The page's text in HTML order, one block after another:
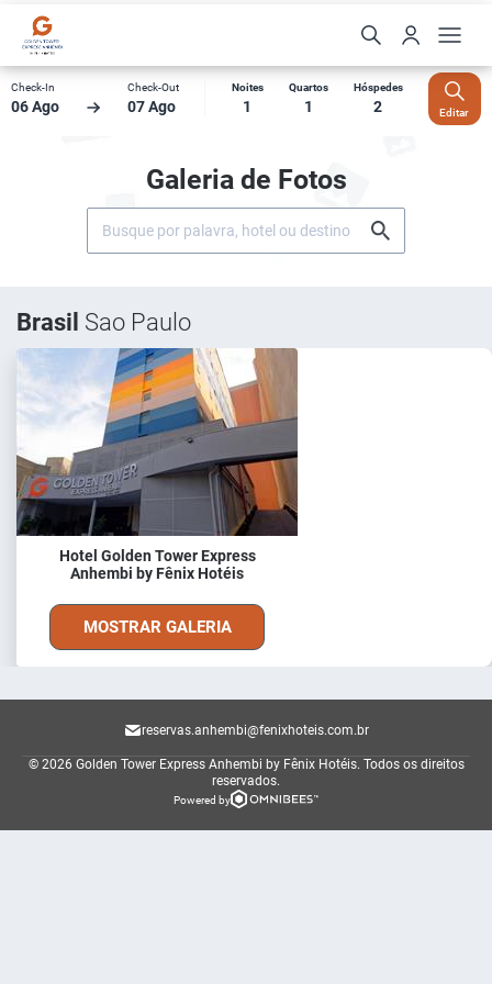
Check-In
06 Ago
Check-Out
07 Ago
Noites
1
Quartos
1
Hóspedes
2 Editar
Galeria de Fotos
Brasil Sao Paulo
Hotel Golden Tower Express
Anhembi by Fênix Hotéis
MOSTRAR GALERIA
reservas.anhembi@fenixhoteis.com.br
© 2026 Golden Tower Express Anhembi by Fênix Hotéis. Todos os direitos
reservados.
Powered by